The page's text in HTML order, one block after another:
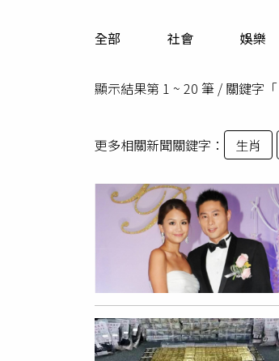
全部 社會 娛樂
顯示結果第 1 ~ 20 筆 / 關鍵字「
更多相關新聞關鍵字： 生肖